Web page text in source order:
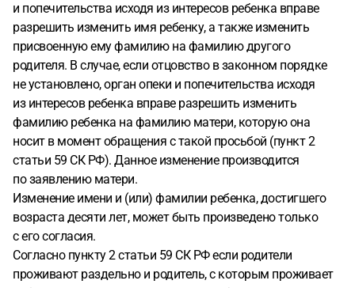
и попечительства исходя из интересов ребенка вправе
разрешить изменить имя ребенку, а также изменить
присвоенную ему фамилию на фамилию другого
родителя. В случае, если отцовство в законном порядке
не установлено, орган опеки и попечительства исходя
из интересов ребенка вправе разрешить изменить
фамилию ребенка на фамилию матери, которую она
носит в момент обращения с такой просьбой (пункт 2
статьи 59 СК РФ). Данное изменение производится
по заявлению матери.
Изменение имени и (или) фамилии ребенка, достигшего
возраста десяти лет, может быть произведено только
с его согласия.
Согласно пункту 2 статьи 59 СК РФ если родители
проживают раздельно и родитель, с которым проживает